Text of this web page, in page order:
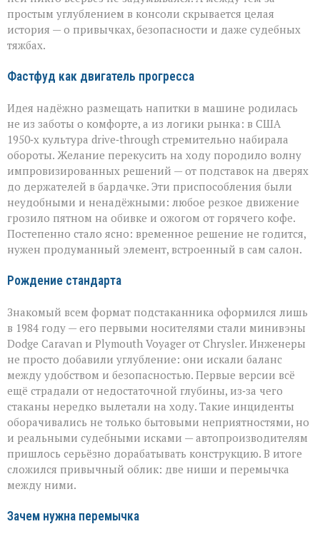
простым углублением в консоли скрывается целая
история — о привычках, безопасности и даже судебных
тяжбах.
Фастфуд как двигатель прогресса
Идея надёжно размещать напитки в машине родилась
не из заботы о комфорте, а из логики рынка: в США
1950‑х культура drive‑through стремительно набирала
обороты. Желание перекусить на ходу породило волну
импровизированных решений — от подставок на дверях
до держателей в бардачке. Эти приспособления были
неудобными и ненадёжными: любое резкое движение
грозило пятном на обивке и ожогом от горячего кофе.
Постепенно стало ясно: временное решение не годится,
нужен продуманный элемент, встроенный в сам салон.
Рождение стандарта
Знакомый всем формат подстаканника оформился лишь
в 1984 году — его первыми носителями стали минивэны
Dodge Caravan и Plymouth Voyager от Chrysler. Инженеры
не просто добавили углубление: они искали баланс
между удобством и безопасностью. Первые версии всё
ещё страдали от недостаточной глубины, из‑за чего
стаканы нередко вылетали на ходу. Такие инциденты
оборачивались не только бытовыми неприятностями, но
и реальными судебными исками — автопроизводителям
пришлось серьёзно дорабатывать конструкцию. В итоге
сложился привычный облик: две ниши и перемычка
между ними.
Зачем нужна перемычка